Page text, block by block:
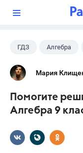
ГДЗ Алгебра
Мария
Помогите
Алгебра 9